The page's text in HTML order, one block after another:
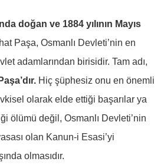
doğan ve 1884 yılının Mayıs
Paşa, Osmanlı Devleti’nin en
adamlarından birisidir. Tam adı,
Hiç şüphesiz onu en önemli
olarak elde ettiği başarılar ya
ölümü değil, Osmanlı Devleti’nin
olan Kanun-i Esasi’yi
olmasıdır.